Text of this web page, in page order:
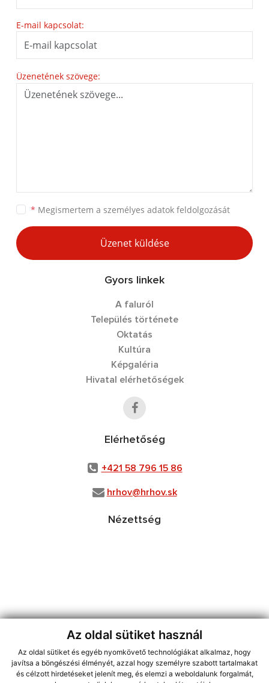
Az oldal sütiket használ
Az oldal sütiket és egyéb nyomkövető technológiákat alkalmaz, hogy
javítsa a böngészési élményét, azzal hogy személyre szabott tartalmakat
és célzott hirdetéseket jelenít meg, és elemzi a weboldalunk forgalmát,
E-mail kapcsolat:
Üzenetének szövege:
* Megismertem a személyes adatok feldolgozását
Üzenet küldése
Gyors linkek
A faluról
Település története
Oktatás
Kultúra
Képgaléria
Hivatal elérhetőségek
Elérhetőség
+421 58 796 15 86
hrhov@hrhov.sk
Nézettség
használja ki a legfrissebb információk követését az RSS funkcióval,
ECHELON 2 CMS rendszer (tartalomkezelő rendszer),Honlaptérkép